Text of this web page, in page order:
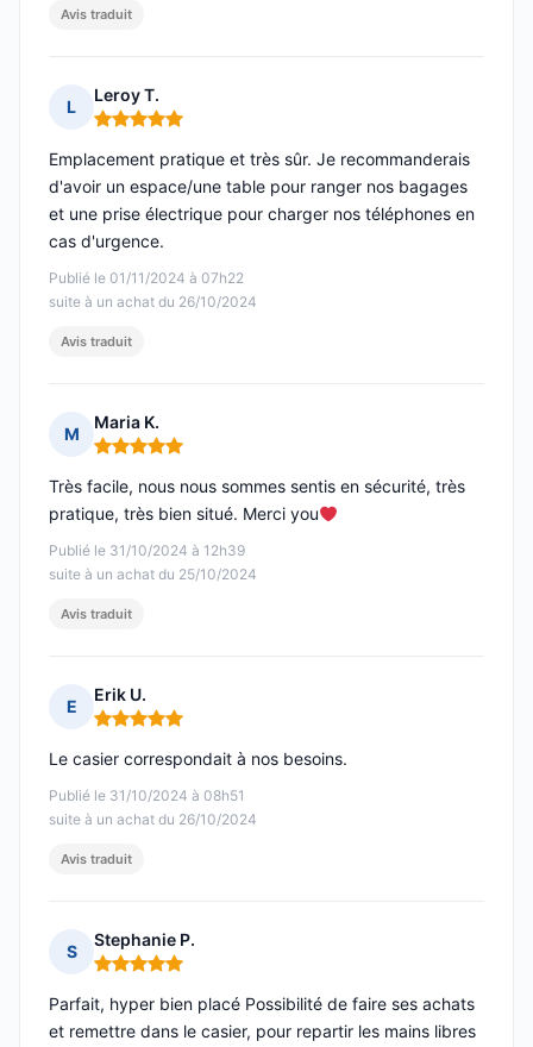
Avis traduit
L
Leroy T.
Note : 5 sur 5
Publié le 01/11/2024 à 07h22
suite à un achat du 26/10/2024
Emplacement pratique et très sûr. Je recommanderais
d'avoir un espace/une table pour ranger nos bagages
et une prise électrique pour charger nos téléphones en
cas d'urgence.
Avis traduit
M
Maria K.
Note : 5 sur 5
Publié le 31/10/2024 à 12h39
suite à un achat du 25/10/2024
Très facile, nous nous sommes sentis en sécurité, très
pratique, très bien situé. Merci you
Avis traduit
E
Erik U.
Note : 5 sur 5
Publié le 31/10/2024 à 08h51
suite à un achat du 26/10/2024
Le casier correspondait à nos besoins.
Avis traduit
S
Stephanie P.
Note : 5 sur 5
Parfait, hyper bien placé Possibilité de faire ses achats
et remettre dans le casier, pour repartir les mains libres